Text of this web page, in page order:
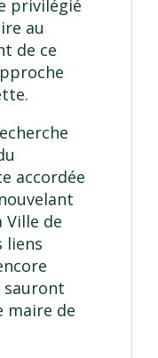
privilégié
au
de ce
accordée
Ville de
liens
sauront
maire de